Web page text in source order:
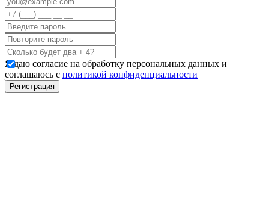
Я даю согласие на обработку персональных данных и
соглашаюсь с политикой конфиденциальности
Регистрация